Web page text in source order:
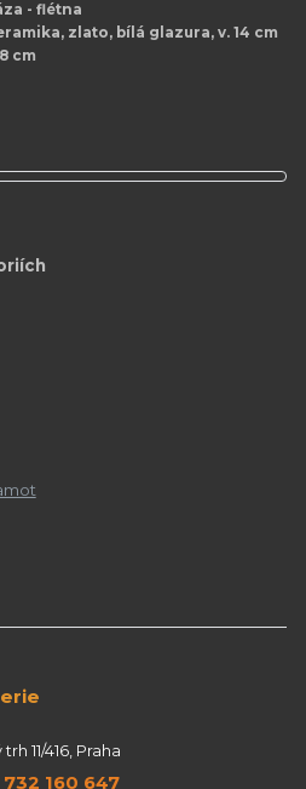
- flétna
zlato, bílá glazura, v. 14 cm
cm
11/416, Praha
160 647